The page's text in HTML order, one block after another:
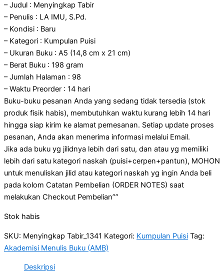
– Judul : Menyingkap Tabir
– Penulis : LA IMU, S.Pd.
– Kondisi : Baru
– Kategori : Kumpulan Puisi
– Ukuran Buku : A5 (14,8 cm x 21 cm)
– Berat Buku : 198 gram
– Jumlah Halaman : 98
– Waktu Preorder : 14 hari
Buku-buku pesanan Anda yang sedang tidak tersedia (stok
produk fisik habis), membutuhkan waktu kurang lebih 14 hari
hingga siap kirim ke alamat pemesanan. Setiap update proses
pesanan, Anda akan menerima informasi melalui Email.
Jika ada buku yg jilidnya lebih dari satu, dan atau yg memiliki
lebih dari satu kategori naskah (puisi+cerpen+pantun), MOHON
untuk menuliskan jilid atau kategori naskah yg ingin Anda beli
pada kolom Catatan Pembelian (ORDER NOTES) saat
melakukan Checkout Pembelian””
Stok habis
SKU: Menyingkap Tabir_1341 Kategori: Kumpulan Puisi Tag:
Akademisi Menulis Buku (AMB)
Deskripsi